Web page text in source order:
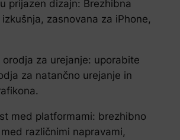
prijazen dizajn: Brezhibna
zasnovana za iPhone,
orodja za urejanje: uporabite
za natančno urejanje in
med platformami: brezhibno
različnimi napravami,